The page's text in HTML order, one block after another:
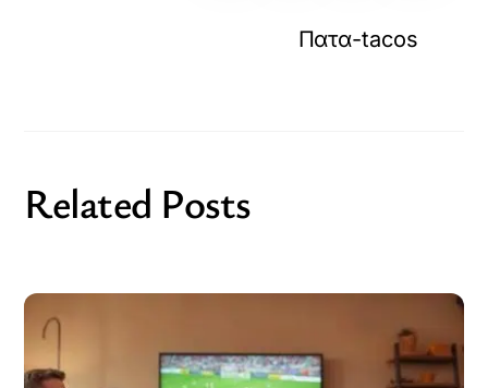
Πατα-tacos
Related Posts